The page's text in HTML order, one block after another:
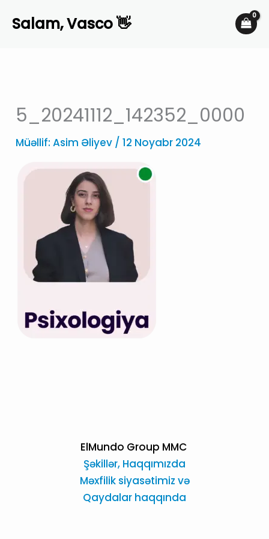
Salam, Vasco 👋
5_20241112_142352_0000
Müəllif:Asim Əliyev /12 Noyabr 2024
ElMundo Group MMC
Şəkillər, Haqqımızda
Məxfilik siyasətimiz və
Qaydalar haqqında